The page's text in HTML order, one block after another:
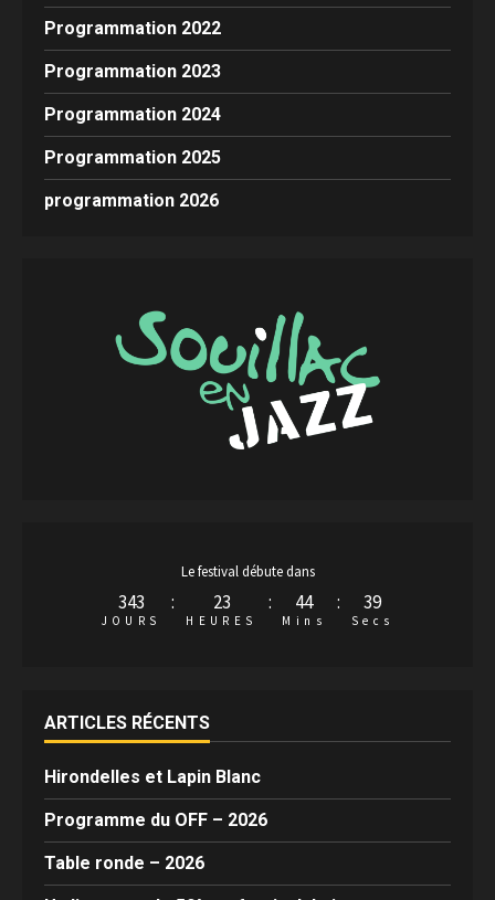
Programmation 2022
Programmation 2023
Programmation 2024
Programmation 2025
programmation 2026
Le festival débute dans
343
JOURS
: 23
HEURES
: 44
Mins
: 39
Secs
ARTICLES RÉCENTS
Hirondelles et Lapin Blanc
Programme du OFF – 2026
Table ronde – 2026